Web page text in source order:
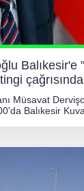
Balıkesir'e
Müsavat
Balıkesir